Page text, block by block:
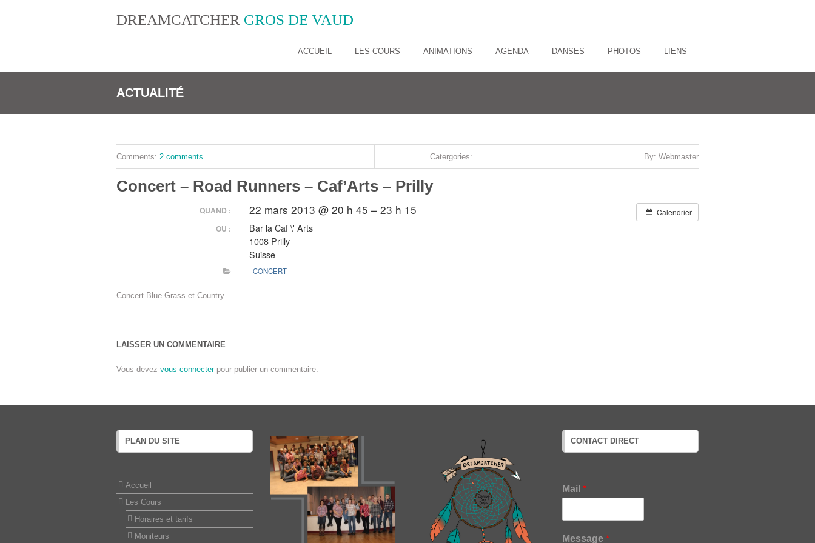
DREAMCATCHER GROS DE VAUD
ACCUEIL LES COURS ANIMATIONS AGENDA DANSES PHOTOS LIENS
ACTUALITÉ
Comments: 2 comments Catergories: By: Webmaster
Concert – Road Runners – Caf’Arts – Prilly
Calendrier
QUAND : 22 mars 2013 @ 20 h 45 – 23 h 15
OÙ :
Bar la Caf \' Arts
1008 Prilly
Suisse
CONCERT
Concert Blue Grass et Country
LAISSER UN COMMENTAIRE
Vous devez vous connecterpour publier un commentaire.
PLAN DU SITE
Accueil
Les Cours
Horaires et tarifs
Moniteurs
CONTACT DIRECT
Mail *
M
Message *